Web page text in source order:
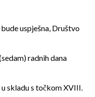
uspješna, Društvo
radnih dana
skladu s točkom XVIII.